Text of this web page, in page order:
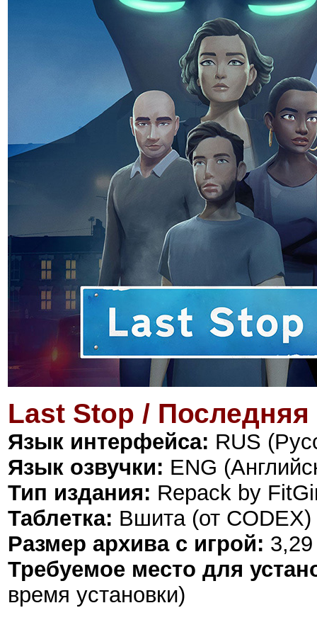
Last Stop / Последняя
Язык интерфейса: RUS
Язык озвучки: ENG
Тип издания: Repack by
Таблетка: Вшита (от CODEX)
Размер архива с игрой:
Требуемое место для
время установки)